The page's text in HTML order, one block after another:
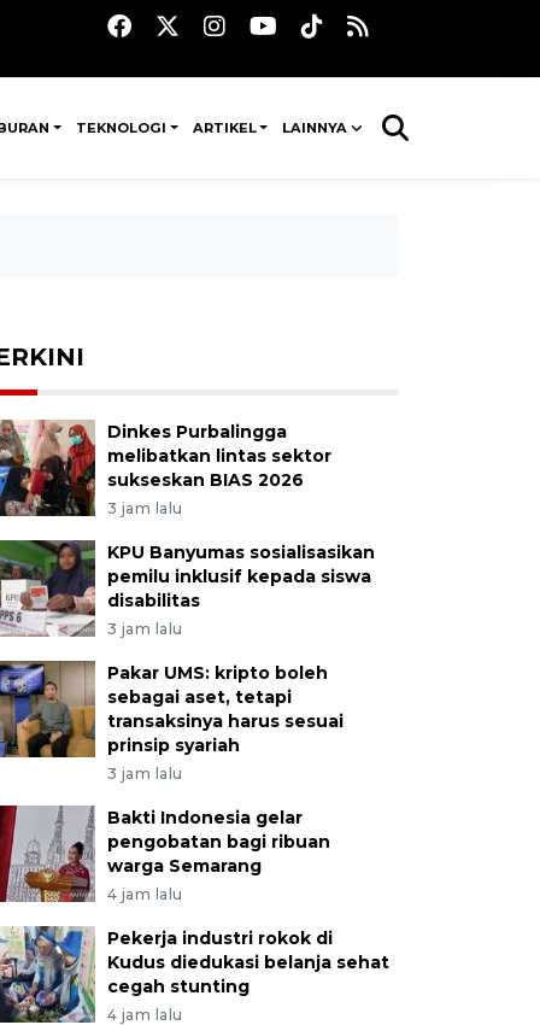
TEKNOLOGI ARTIKEL LAINNYA
Dinkes Purbalingga
melibatkan lintas sektor
sukseskan BIAS 2026
3 jam lalu
KPU Banyumas sosialisasikan
pemilu inklusif kepada siswa
disabilitas
3 jam lalu
Pakar UMS: kripto boleh
sebagai aset, tetapi
transaksinya harus sesuai
prinsip syariah
3 jam lalu
Bakti Indonesia gelar
pengobatan bagi ribuan
warga Semarang
4 jam lalu
Pekerja industri rokok di
Kudus diedukasi belanja sehat
cegah stunting
4 jam lalu